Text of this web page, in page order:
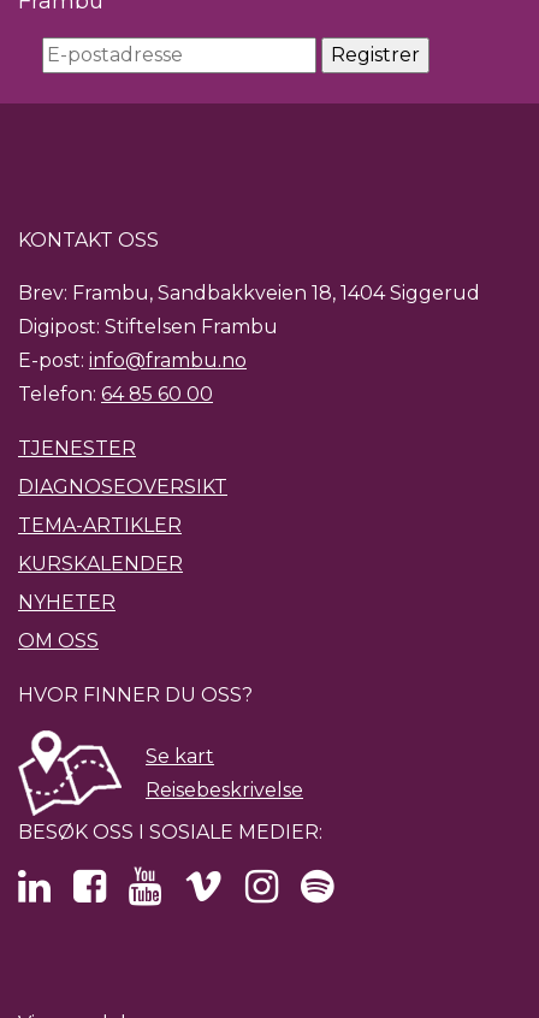
KONTAKT OSS
Brev: Frambu, Sandbakkveien 18, 1404 Siggerud
Digipost: Stiftelsen Frambu
E-post: info@frambu.no
Telefon: 64 85 60 00
TJENESTER
DIAGNOSEOVERSIKT
TEMA-ARTIKLER
KURSKALENDER
NYHETER
OM OSS
HVOR FINNER DU OSS?
Se kart
Reisebeskrivelse
BESØK OSS I SOSIALE MEDIER: